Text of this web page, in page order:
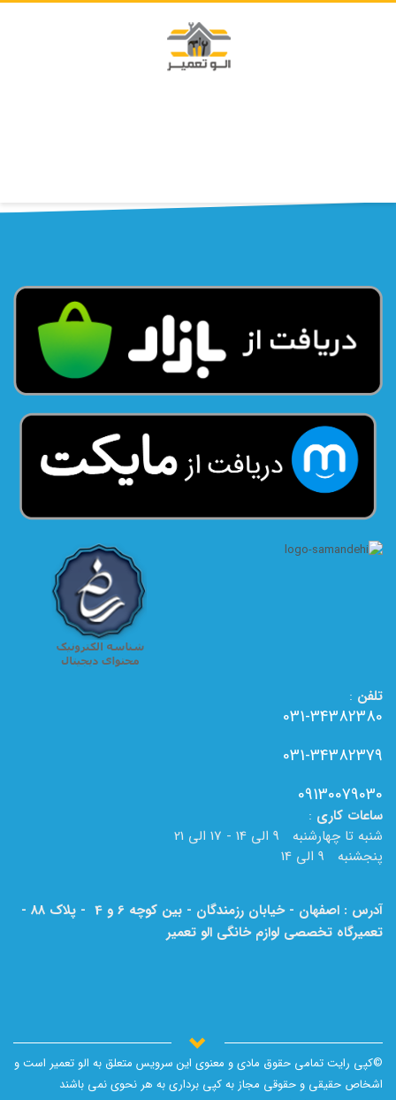
تلفن :
031-34382380
031-34382379
09130079030
ساعات کاری :
شنبه تا چهارشنبه 9 الی 14 - 17 الی 21
پنجشنبه 9 الی 14
آدرس : اصفهان - خیابان رزمندگان - بین کوچه 6 و 4 - پلاک 88 -
تعمیرگاه تخصصی لوازم خانگی الو تعمیر
©کپی رایت تمامی حقوق مادی و معنوی این سرویس متعلق به الو تعمیر است و
اشخاص حقیقی و حقوقی مجاز به کپی برداری به هر نحوی نمی باشند